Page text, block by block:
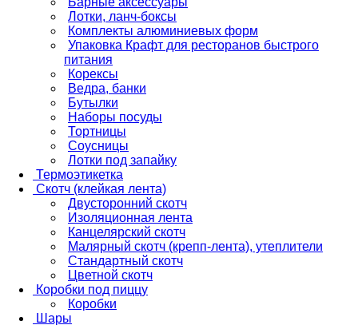
Лотки, ланч-боксы
Комплекты алюминиевых форм
Упаковка Крафт для ресторанов быстрого
питания
Корексы
Ведра, банки
Бутылки
Наборы посуды
Тортницы
Соусницы
Лотки под запайку
Термоэтикетка
Скотч (клейкая лента)
Двусторонний скотч
Изоляционная лента
Канцелярский скотч
Малярный скотч (крепп-лента), утеплители
Стандартный скотч
Цветной скотч
Коробки под пиццу
Коробки
Шары